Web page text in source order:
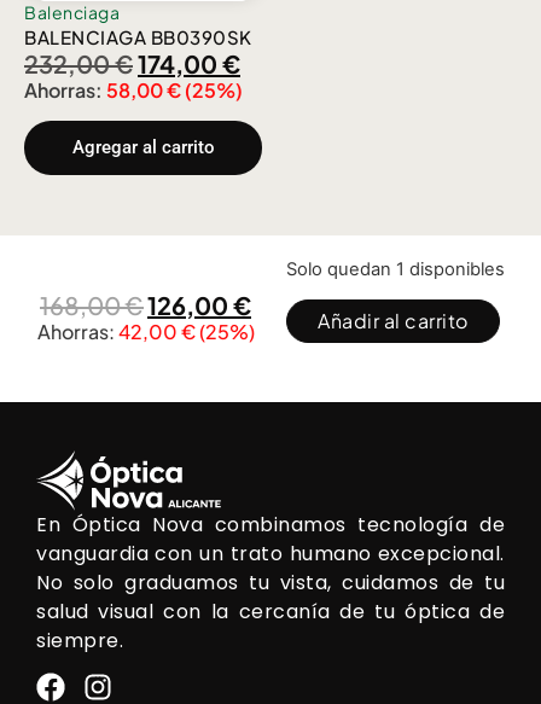
Balenciaga
BALENCIAGA BB0390SK
232,00€174,00 €
Ahorras: 58,00€(25%)
Agregar al carrito
168,00€126,00 €
Ahorras:42,00€(25%)
Solo quedan 1 disponibles
Añadir al carrito
En Óptica Nova combinamos tecnología de
vanguardia con un trato humano excepcional.
No solo graduamos tu vista, cuidamos de tu
salud visual con la cercanía de tu óptica de
siempre.